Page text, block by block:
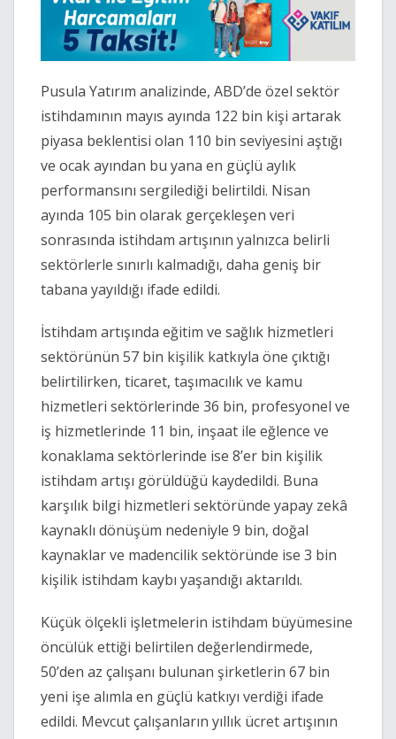
Pusula Yatırım analizinde, ABD’de özel sektör
istihdamının mayıs ayında 122 bin kişi artarak
piyasa beklentisi olan 110 bin seviyesini aştığı
ve ocak ayından bu yana en güçlü aylık
performansını sergilediği belirtildi. Nisan
ayında 105 bin olarak gerçekleşen veri
sonrasında istihdam artışının yalnızca belirli
sektörlerle sınırlı kalmadığı, daha geniş bir
tabana yayıldığı ifade edildi.
İstihdam artışında eğitim ve sağlık hizmetleri
sektörünün 57 bin kişilik katkıyla öne çıktığı
belirtilirken, ticaret, taşımacılık ve kamu
hizmetleri sektörlerinde 36 bin, profesyonel ve
iş hizmetlerinde 11 bin, inşaat ile eğlence ve
konaklama sektörlerinde ise 8’er bin kişilik
istihdam artışı görüldüğü kaydedildi. Buna
karşılık bilgi hizmetleri sektöründe yapay zekâ
kaynaklı dönüşüm nedeniyle 9 bin, doğal
kaynaklar ve madencilik sektöründe ise 3 bin
kişilik istihdam kaybı yaşandığı aktarıldı.
Küçük ölçekli işletmelerin istihdam büyümesine
öncülük ettiği belirtilen değerlendirmede,
50’den az çalışanı bulunan şirketlerin 67 bin
yeni işe alımla en güçlü katkıyı verdiği ifade
edildi. Mevcut çalışanların yıllık ücret artışının